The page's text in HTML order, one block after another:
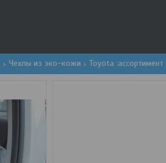
Чехлы из эко-кожи Toyota :ассортимент